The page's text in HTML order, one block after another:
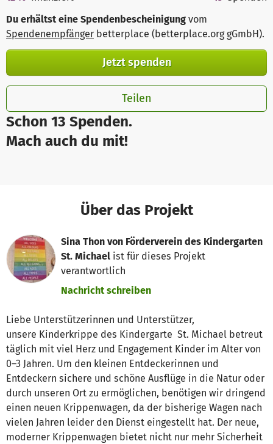
Schon 13 Spenden.
Mach auch du mit!
Du erhältst eine Spendenbescheinigung vom
Spendenempfänger betterplace (betterplace.org gGmbH).
Jetzt spenden
Teilen
Über das Projekt
Sina Thon von Förderverein des Kindergarten
St. Michael ist für dieses Projekt
verantwortlich
Nachricht schreiben
Liebe Unterstützerinnen und Unterstützer,
unsere Kinderkrippe des Kindergarte St. Michael betreut
täglich mit viel Herz und Engagement Kinder im Alter von
0–3 Jahren. Um den kleinen Entdeckerinnen und
Entdeckern sichere und schöne Ausflüge in die Natur oder
durch unseren Ort zu ermöglichen, benötigen wir dringend
einen neuen Krippenwagen, da der bisherige Wagen nach
vielen Jahren leider den Dienst eingestellt hat. Der neue,
moderner Krippenwagen bietet nicht nur mehr Sicherheit